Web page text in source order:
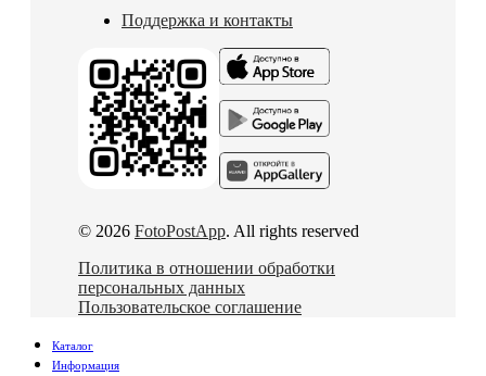
Поддержка и контакты
© 2026 FotoPostApp. All rights reserved
Политика в отношении обработки
персональных данных
Пользовательское соглашение
Каталог
Информация